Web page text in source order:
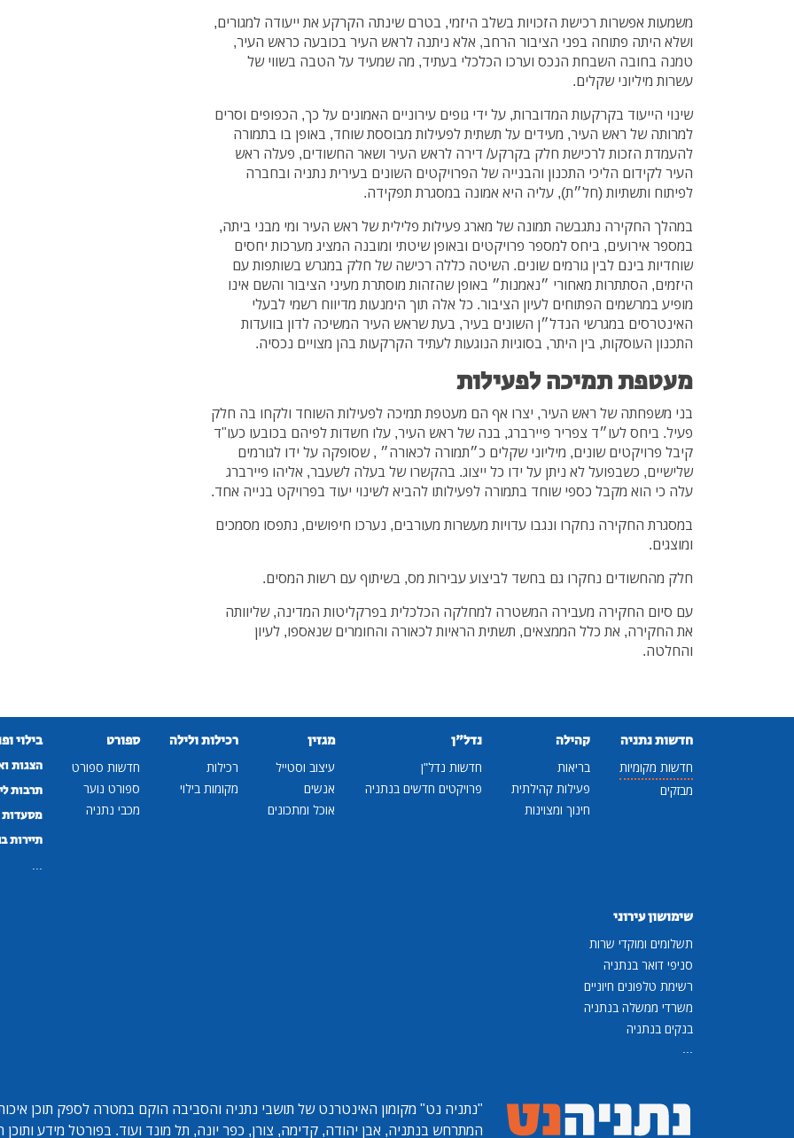
משמעות אפשרות רכישת הזכויות בשלב היזמי, בטרם שינתה הקרקע את ייעודה למגורים,
ושלא היתה פתוחה בפני הציבור הרחב, אלא ניתנה לראש העיר בכובעה כראש העיר,
טמנה בחובה השבחת הנכס וערכו הכלכלי בעתיד, מה שמעיד על הטבה בשווי של
עשרות מיליוני שקלים.
שינוי הייעוד בקרקעות המדוברות, על ידי גופים עירוניים האמונים על כך, הכפופים וסרים
למרותה של ראש העיר, מעידים על תשתית לפעילות מבוססת שוחד, באופן בו בתמורה
להעמדת הזכות לרכישת חלק בקרקע/ דירה לראש העיר ושאר החשודים, פעלה ראש
העיר לקידום הליכי התכנון והבנייה של הפרויקטים השונים בעירית נתניה ובחברה
לפיתוח ותשתיות (חל״ת), עליה היא אמונה במסגרת תפקידה.
במהלך החקירה נתגבשה תמונה של מארג פעילות פלילית של ראש העיר ומי מבני ביתה,
במספר אירועים, ביחס למספר פרויקטים ובאופן שיטתי ומובנה המציג מערכות יחסים
שוחדיות בינם לבין גורמים שונים. השיטה כללה רכישה של חלק במגרש בשותפות עם
היזמים, הסתתרות מאחורי ״נאמנות״ באופן שהזהות מוסתרת מעיני הציבור והשם אינו
מופיע במרשמים הפתוחים לעיון הציבור. כל אלה תוך הימנעות מדיווח רשמי לבעלי
האינטרסים במגרשי הנדל״ן השונים בעיר, בעת שראש העיר המשיכה לדון בוועדות
התכנון העוסקות, בין היתר, בסוגיות הנוגעות לעתיד הקרקעות בהן מצויים נכסיה.
מעטפת תמיכה לפעילות
בני משפחתה של ראש העיר, יצרו אף הם מעטפת תמיכה לפעילות השוחד ולקחו בה חלק
פעיל. ביחס לעו״ד צפריר פיירברג, בנה של ראש העיר, עלו חשדות לפיהם בכובעו כעו"ד
קיבל פרויקטים שונים, מיליוני שקלים כ״תמורה לכאורה״ , שסופקה על ידו לגורמים
שלישיים, כשבפועל לא ניתן על ידו כל ייצוג. בהקשרו של בעלה לשעבר, אליהו פיירברג
עלה כי הוא מקבל כספי שוחד בתמורה לפעילותו להביא לשינוי יעוד בפרויקט בנייה אחד.
במסגרת החקירה נחקרו ונגבו עדויות מעשרות מעורבים, נערכו חיפושים, נתפסו מסמכים
ומוצגים.
חלק מהחשודים נחקרו גם בחשד לביצוע עבירות מס, בשיתוף עם רשות המסים.
עם סיום החקירה מעבירה המשטרה למחלקה הכלכלית בפרקליטות המדינה, שליוותה
את החקירה, את כלל הממצאים, תשתית הראיות לכאורה והחומרים שנאספו, לעיון
והחלטה.
חדשות נתניה
חדשות מקומיות
מבזקים
קהילה
בריאות
פעילות קהילתית
חינוך ומצוינות
נדל"ן
חדשות נדל"ן
פרויקטים חדשים בנתניה
מגזין
עיצוב וסטייל
אנשים
אוכל ומתכונים
רכילות ולילה
רכילות
מקומות בילוי
ספורט
חדשות ספורט
ספורט נוער
מכבי נתניה
בילוי
הצגות
תרבות
מסעדות
תיירות
...
שימושון עירוני
תשלומים ומוקדי שרות
סניפי דואר בנתניה
רשימת טלפונים חיוניים
משרדי ממשלה בנתניה
בנקים בנתניה
...
"נתניה נט" מקומון האינטרנט של תושבי נתניה והסביבה הוקם במטרה לספק תוכן
המתרחש בנתניה, אבן יהודה, קדימה, צורן, כפר יונה, תל מונד ועוד. בפורטל מידע